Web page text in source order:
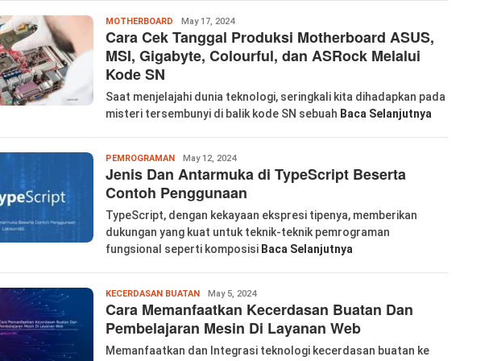
MOTHERBOARD labkom99
May 17, 2024
Cara Cek Tanggal Produksi Motherboard ASUS,
MSI, Gigabyte, Colourful, dan ASRock Melalui
Kode SN
Saat menjelajahi dunia teknologi, seringkali kita dihadapkan pada
misteri tersembunyi di balik kode SN sebuah Baca Selanjutnya
PEMROGRAMANWanglu
Piao
May 12, 2024
Jenis Dan Antarmuka di TypeScript Beserta
Contoh Penggunaan
TypeScript, dengan kekayaan ekspresi tipenya, memberikan
dukungan yang kuat untuk teknik-teknik pemrograman
fungsional seperti komposisi Baca Selanjutnya
KECERDASAN BUATANWanglu
Piao
May 5, 2024
Cara Memanfaatkan Kecerdasan Buatan Dan
Pembelajaran Mesin Di Layanan Web
Memanfaatkan dan Integrasi teknologi kecerdasan buatan ke